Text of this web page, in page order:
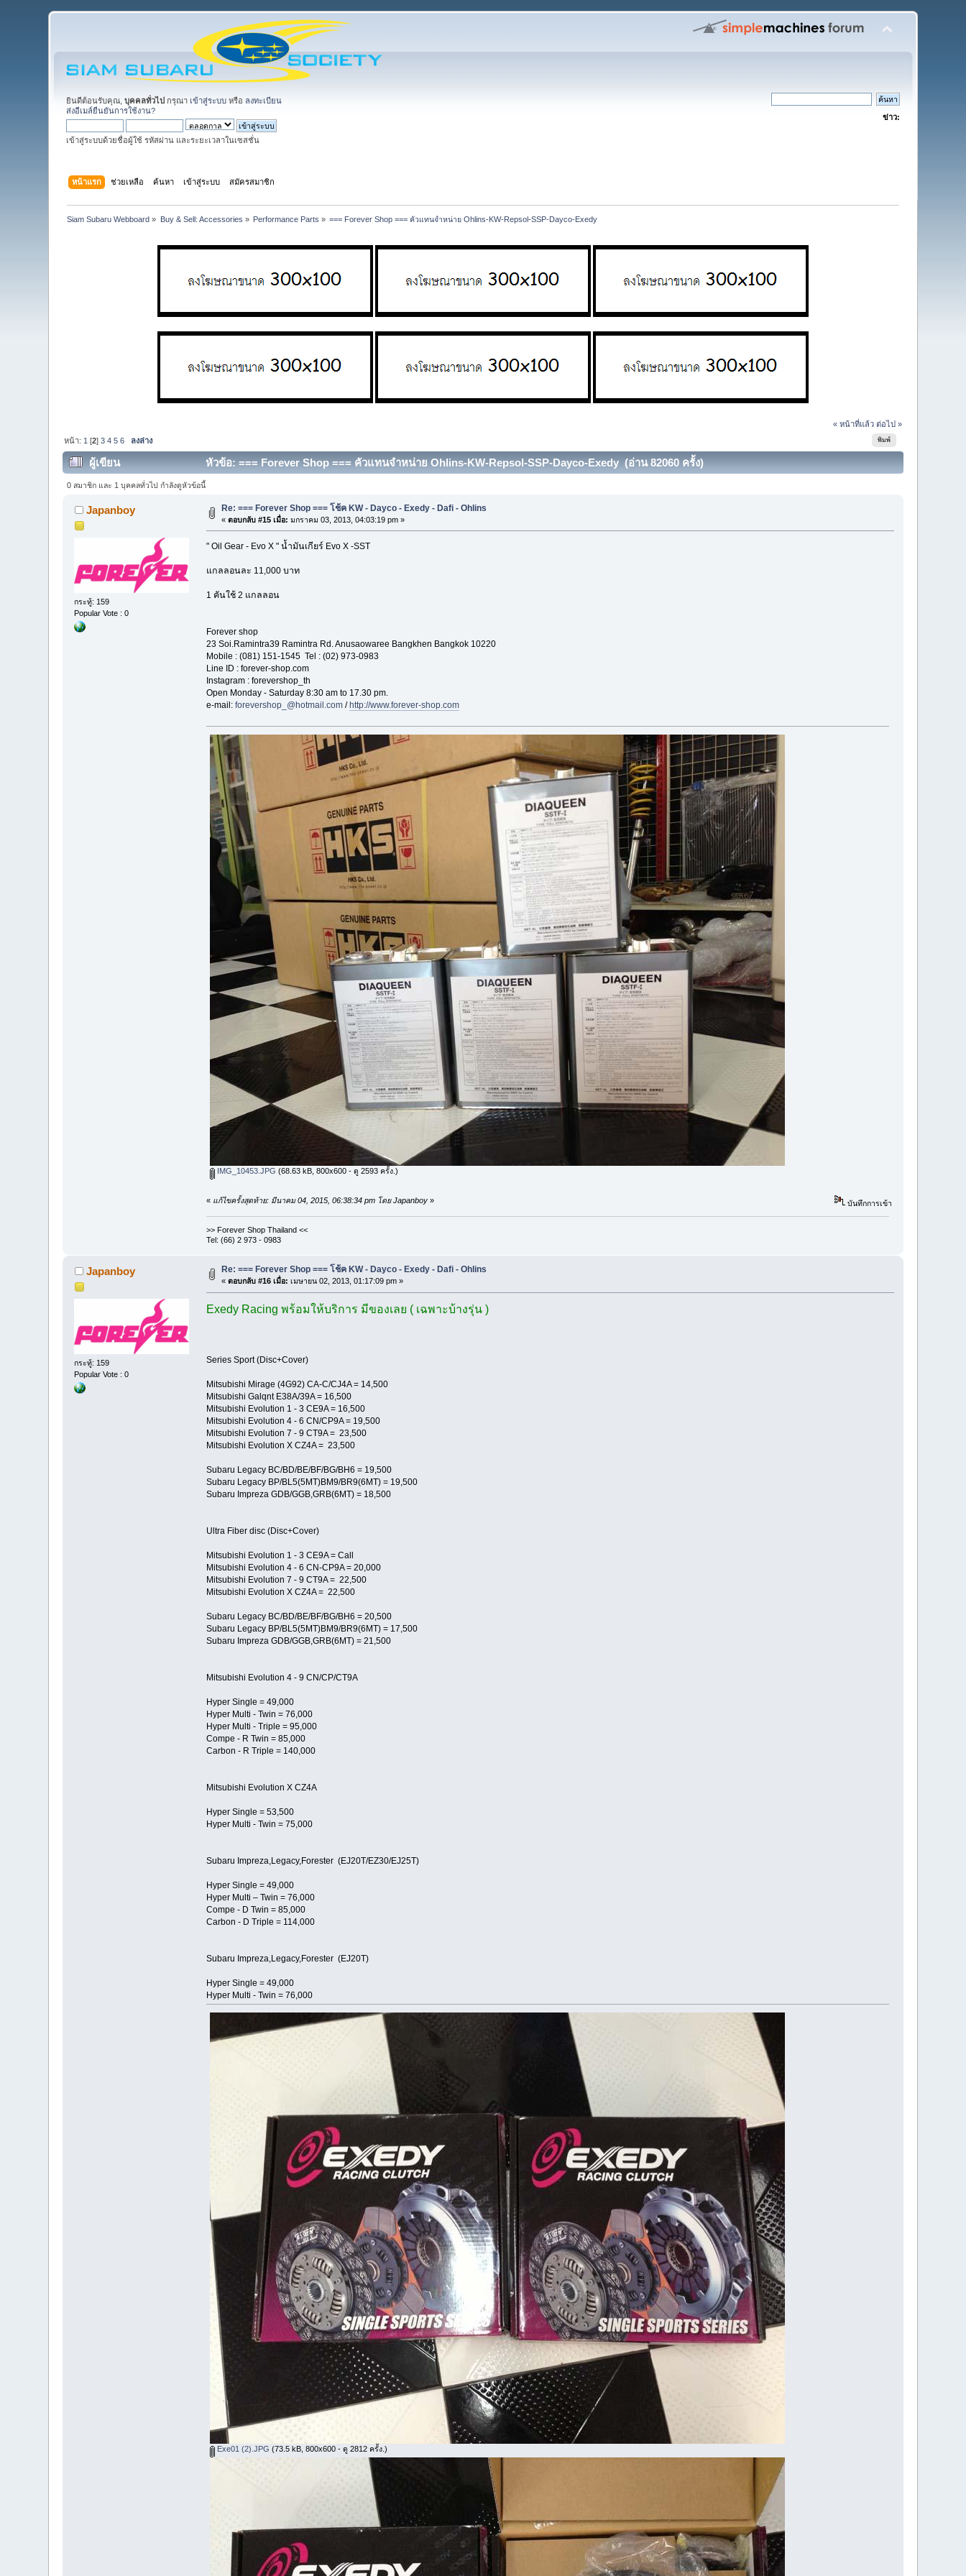
ยินดีต้อนรับคุณ,บุคคลทั่วไป กรุณา เข้าสู่ระบบ หรือ ลงทะเบียน
ส่งอีเมล์ยืนยันการใช้งาน?
เข้าสู่ระบบด้วยชื่อผู้ใช้ รหัสผ่าน และระยะเวลาในเซสชั่น
ข่าว:
หน้าแรก ช่วยเหลือ ค้นหา เข้าสู่ระบบ สมัครสมาชิก
Siam Subaru Webboard » Buy & Sell: Accessories » Performance Parts » === Forever Shop === คัวแทนจำหน่าย Ohlins-KW-Repsol-SSP-Dayco-Exedy
« หน้าที่แล้ว ต่อไป »
พิมพ์
หน้า: 1 [2]3 4 5 6 ลงล่าง
ผู้เขียน หัวข้อ: === Forever Shop === คัวแทนจำหน่าย Ohlins-KW-Repsol-SSP-Dayco-Exedy (อ่าน 82060 ครั้ง)
0 สมาชิก และ 1 บุคคลทั่วไป กำลังดูหัวข้อนี้
Japanboy
กระทู้: 159
Popular Vote : 0
Re: === Forever Shop === โช้ค KW - Dayco - Exedy - Dafi - Ohlins
«ตอบกลับ #15 เมื่อ: มกราคม 03, 2013, 04:03:19 pm »
" Oil Gear - Evo X " น้ำมันเกียร์ Evo X -SST
แกลลอนละ 11,000 บาท
1 คันใช้ 2 แกลลอน
Forever shop
23 Soi.Ramintra39 Ramintra Rd. Anusaowaree Bangkhen Bangkok 10220
Mobile : (081) 151-1545 Tel : (02) 973-0983
Line ID : forever-shop.com
Instagram : forevershop_th
Open Monday - Saturday 8:30 am to 17.30 pm.
e-mail: forevershop_@hotmail.com/http://www.forever-shop.com
IMG_10453.JPG (68.63 kB, 800x600 - ดู 2593 ครั้ง.)
« แก้ไขครั้งสุดท้าย: มีนาคม 04, 2015, 06:38:34 pm โดย Japanboy» บันทึกการเข้า
>> Forever Shop Thailand <<
Tel: (66) 2 973 - 0983
Japanboy
กระทู้: 159
Popular Vote : 0
Re: === Forever Shop === โช้ค KW - Dayco - Exedy - Dafi - Ohlins
«ตอบกลับ #16 เมื่อ: เมษายน 02, 2013, 01:17:09 pm »
Exedy Racing พร้อมให้บริการ มีของเลย ( เฉพาะบ้างรุ่น )
Series Sport (Disc+Cover)
Mitsubishi Mirage (4G92) CA-C/CJ4A = 14,500
Mitsubishi Galqnt E38A/39A = 16,500
Mitsubishi Evolution 1 - 3 CE9A = 16,500
Mitsubishi Evolution 4 - 6 CN/CP9A = 19,500
Mitsubishi Evolution 7 - 9 CT9A = 23,500
Mitsubishi Evolution X CZ4A = 23,500
Subaru Legacy BC/BD/BE/BF/BG/BH6 = 19,500
Subaru Legacy BP/BL5(5MT)BM9/BR9(6MT) = 19,500
Subaru Impreza GDB/GGB,GRB(6MT) = 18,500
Ultra Fiber disc (Disc+Cover)
Mitsubishi Evolution 1 - 3 CE9A = Call
Mitsubishi Evolution 4 - 6 CN-CP9A = 20,000
Mitsubishi Evolution 7 - 9 CT9A = 22,500
Mitsubishi Evolution X CZ4A = 22,500
Subaru Legacy BC/BD/BE/BF/BG/BH6 = 20,500
Subaru Legacy BP/BL5(5MT)BM9/BR9(6MT) = 17,500
Subaru Impreza GDB/GGB,GRB(6MT) = 21,500
Mitsubishi Evolution 4 - 9 CN/CP/CT9A
Hyper Single = 49,000
Hyper Multi - Twin = 76,000
Hyper Multi - Triple = 95,000
Compe - R Twin = 85,000
Carbon - R Triple = 140,000
Mitsubishi Evolution X CZ4A
Hyper Single = 53,500
Hyper Multi - Twin = 75,000
Subaru Impreza,Legacy,Forester (EJ20T/EZ30/EJ25T)
Hyper Single = 49,000
Hyper Multi – Twin = 76,000
Compe - D Twin = 85,000
Carbon - D Triple = 114,000
Subaru Impreza,Legacy,Forester (EJ20T)
Hyper Single = 49,000
Hyper Multi - Twin = 76,000
Exe01 (2).JPG (73.5 kB, 800x600 - ดู 2812 ครั้ง.)